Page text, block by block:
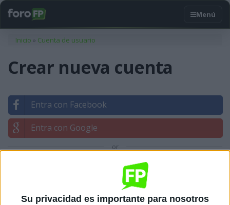
Su privacidad es importante para nosotros
Usted está aquí
Inicio » Cuenta de usuario
Crear nueva cuenta
Entra con Facebook
Entra con Google
or